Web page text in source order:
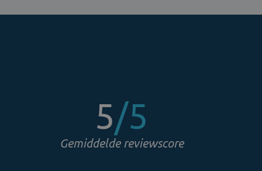
5/5
Gemiddelde reviewscore